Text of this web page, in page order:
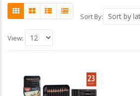
Sort By:
View: